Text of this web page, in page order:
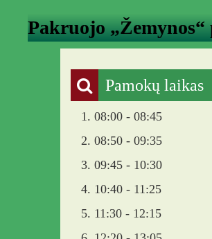
Pakruojo
Pamokų laikas
1. 08:00 - 08:45
2. 08:50 - 09:35
3. 09:45 - 10:30
4. 10:40 - 11:25
5. 11:30 - 12:15